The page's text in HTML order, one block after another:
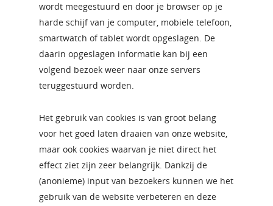
wordt meegestuurd en door je browser op je
harde schijf van je computer, mobiele telefoon,
smartwatch of tablet wordt opgeslagen. De
daarin opgeslagen informatie kan bij een
volgend bezoek weer naar onze servers
teruggestuurd worden.
Het gebruik van cookies is van groot belang
voor het goed laten draaien van onze website,
maar ook cookies waarvan je niet direct het
effect ziet zijn zeer belangrijk. Dankzij de
(anonieme) input van bezoekers kunnen we het
gebruik van de website verbeteren en deze